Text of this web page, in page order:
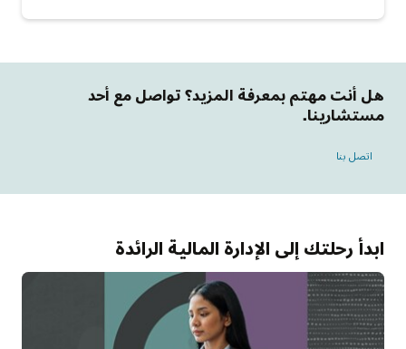
هل أنت مهتم بمعرفة المزيد؟ تواصل مع أحد
مستشارينا.
اتصل بنا
ابدأ رحلتك إلى الإدارة المالية الرائدة